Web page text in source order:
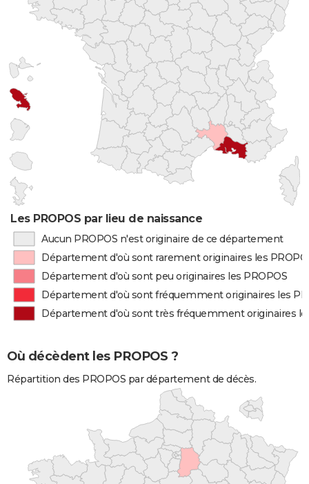
Les PROPOS par lieu de naissance
Aucun PROPOS n'est originaire de ce département
Département d'où sont rarement originaires les
Département d'où sont peu originaires les PROPOS
Département d'où sont fréquemment originaires les
Département d'où sont très fréquemment originaires
Où décèdent les PROPOS ?
Répartition des PROPOS par département de décès.